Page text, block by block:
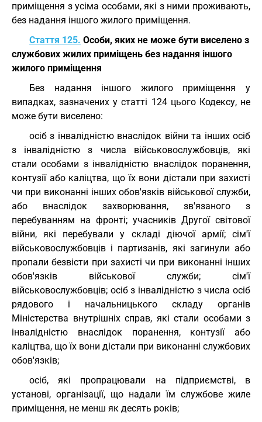
приміщення з усіма особами, які з ними проживають,
без надання іншого жилого приміщення.
Стаття 125. Особи, яких не може бути виселено з
службових жилих приміщень без надання іншого
жилого приміщення
Без надання іншого жилого приміщення у
випадках, зазначених у статті 124 цього Кодексу, не
може бути виселено:
осіб з інвалідністю внаслідок війни та інших осіб
з інвалідністю з числа військовослужбовців, які
стали особами з інвалідністю внаслідок поранення,
контузії або каліцтва, що їх вони дістали при захисті
чи при виконанні інших обов'язків військової служби,
або внаслідок захворювання, зв'язаного з
перебуванням на фронті; учасників Другої світової
війни, які перебували у складі діючої армії; сім'ї
військовослужбовців і партизанів, які загинули або
пропали безвісти при захисті чи при виконанні інших
обов'язків військової служби; сім'ї
військовослужбовців; осіб з інвалідністю з числа осіб
рядового і начальницького складу органів
Міністерства внутрішніх справ, які стали особами з
інвалідністю внаслідок поранення, контузії або
каліцтва, що їх вони дістали при виконанні службових
обов'язків;
осіб, які пропрацювали на підприємстві, в
установі, організації, що надали їм службове жиле
приміщення, не менш як десять років;